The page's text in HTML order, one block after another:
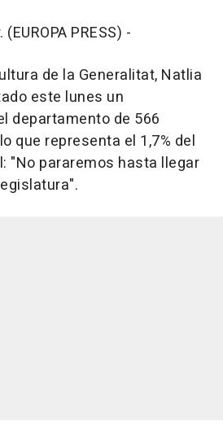
PRESS) -
de la Generalitat, Natlia
este lunes un
departamento de 566
que representa el 1,7% del
"No pararemos hasta llegar